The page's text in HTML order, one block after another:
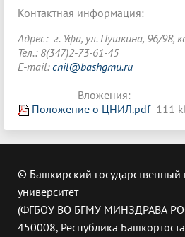
Контактная информация:
Адрес: г. Уфа, ул. Пушкина, 96/98,
Тел.: 8(347)2-73-61-45
E-mail:cnil@bashgmu.ru
Вложения:
Положение о ЦНИЛ.pdf 111
© Башкирский государственный
университет
(ФГБОУ ВО БГМУ МИНЗДРАВА
450008, Республика